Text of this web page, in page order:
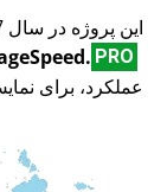
این پروژه در سال 2017 به عنوان محیط نمایشی برای
PRO
عملکرد، برای